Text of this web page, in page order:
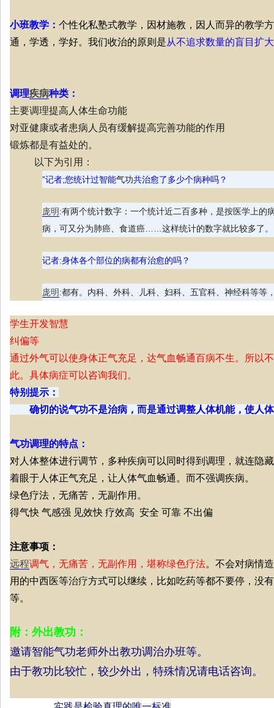
小班教学： 个性化私塾式教学，因材施教，因人而异的教学
通，学透，学好。我们收治的原则是从不追求数量的盲目扩
调理疾病种类：
主要调理提高人体生命功能
对亚健康或者患病人员有缓解提高完善功能的作用
锻炼都是有益处的。
以下为引用：
”记者;您统计过智能气功共治愈了多少个病种吗？
庞明:有两个统计数字：一个统计近二百多种，是按医学上
病，可又分为肺癌、食道癌……这样统计的数字就比较多了。
记者:身体各个部位的病都有治愈的吗？
庞明:都有。内科、外科、儿科、妇科、五官科、神经科等等
学生开发智慧
纠偏等
通过外气可以使身体正气充足，达气血畅通百病不生。所以
此。具体病症可以咨询我们。
特别提示：
确切的说气功不是治病，而是通过调整人体机能，使人体
气功调理的特点：
对人体整体进行调节，多种疾病可以同时得到调理，就连隐
着眼于人体正气充足，让人体气血畅通。而不强调疾病。
绿色疗法，无痛苦，无副作用。
得气快 气感强 见效快 疗效高 安全 可靠 不出偏
注意事项：
远程调气，无痛苦，无副作用，堪称绿色疗法。不会对病情
用的中西医等治疗方式可以继续，比如吃药等都不要停，没
等。
附：外出教功：
邀请智能气功老师外出教功调治办班等。
由于教功比较忙，较少外出，特殊情况请电话咨询。